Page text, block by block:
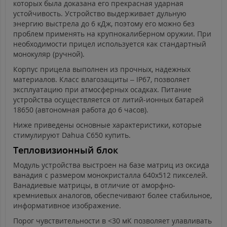
которых была доказана его прекрасная ударная
устойчивость. Устройство выдерживает дульную
энергию выстрела до 6 кДж, поэтому его можно без
проблем применять на крупнокалиберном оружии. При
необходимости прицел используется как стандартный
монокуляр (ручной).
Корпус прицела выполнен из прочных, надежных
материалов. Класс влагозащиты – IP67, позволяет
эксплуатацию при атмосферных осадках. Питание
устройства осуществляется от литий-ионных батарей
18650 (автономная работа до 6 часов).
Ниже приведены основные характеристики, которые
стимулируют Dahua C650 купить.
Тепловизионный блок
Модуль устройства выстроен на базе матриц из оксида
ванадия с размером монокристалла 640х512 пикселей.
Ванадиевые матрицы, в отличие от аморфно-
кремниевых аналогов, обеспечивают более стабильное,
информативное изображение.
Порог чувствительности в <30 мК позволяет улавливать